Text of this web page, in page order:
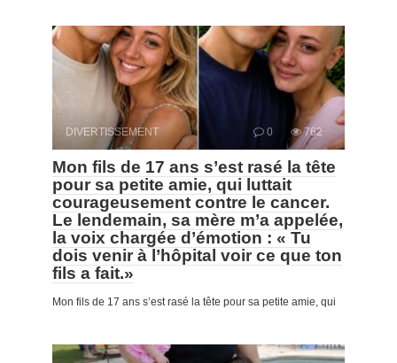
DIVERTISSEMENT 0 762
Mon fils de 17 ans s’est rasé la tête
pour sa petite amie, qui luttait
courageusement contre le cancer.
Le lendemain, sa mère m’a appelée,
la voix chargée d’émotion : « Tu
dois venir à l’hôpital voir ce que ton
fils a fait.»
Mon fils de 17 ans s’est rasé la tête pour sa petite amie, qui